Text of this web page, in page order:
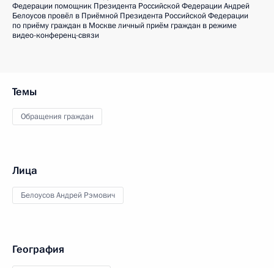
Федерации помощник Президента Российской Федерации Андрей
Белоусов провёл в Приёмной Президента Российской Федерации
по приёму граждан в Москве личный приём граждан в режиме
видео-конференц-связи
Темы
Обращения граждан
Лица
Белоусов Андрей Рэмович
География